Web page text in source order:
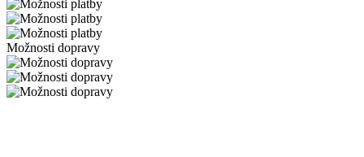
Možnosti dopravy